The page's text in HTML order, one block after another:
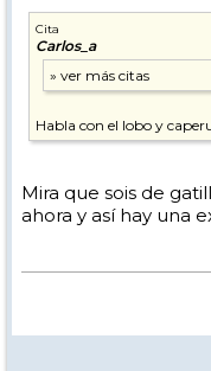
Cita
Carlos_a
Habla con el lobo y
Mira que sois de
ahora y así hay una